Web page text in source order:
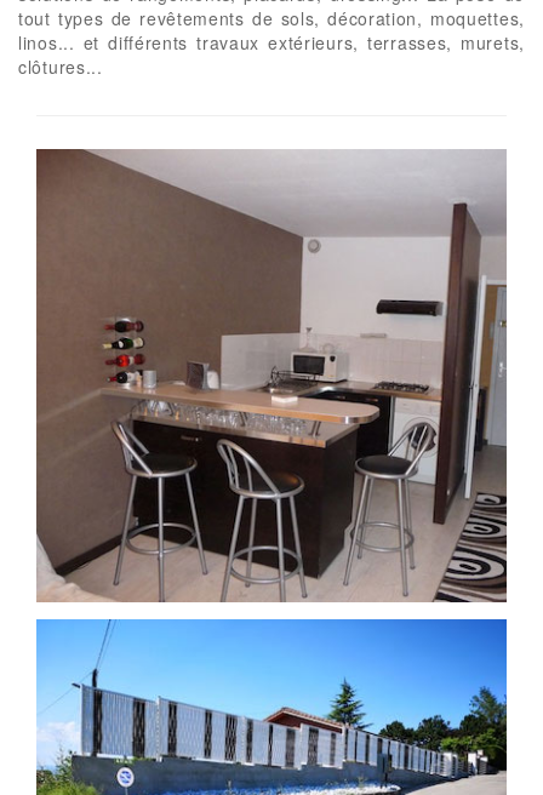
tout types de revêtements de sols, décoration, moquettes,
linos... et différents travaux extérieurs, terrasses, murets,
clôtures...